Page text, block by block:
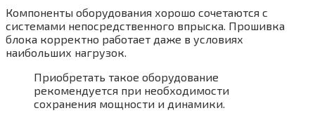
Компоненты оборудования хорошо сочетаются с
системами непосредственного впрыска. Прошивка
блока корректно работает даже в условиях
наибольших нагрузок.
Приобретать такое оборудование
рекомендуется при необходимости
сохранения мощности и динамики.